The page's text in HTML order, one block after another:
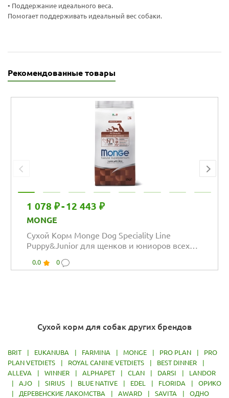
• Поддержание идеального веса.
Помогает поддерживать идеальный вес собаки.
Рекомендованные товары
1 078 ₽-12 443 ₽
MONGE
Сухой Корм Monge Dog Speciality Line
Puppy&Junior для щенков и юниоров всех
0.0 0
Сухой корм для собак других брендов
BRIT EUKANUBA FARMINA MONGE PRO PLAN
PRO
PLAN VETDIETS
ROYAL CANINE VETDIETS BEST DINNER
ALLEVA
WINNER ALPHAPET CLAN DARSI
LANDOR
AJO SIRIUS BLUE NATIVE EDEL FLORIDA
ОРИКО
ДЕРЕВЕНСКИЕ ЛАКОМСТВА AWARD SAVITA
ОДНО